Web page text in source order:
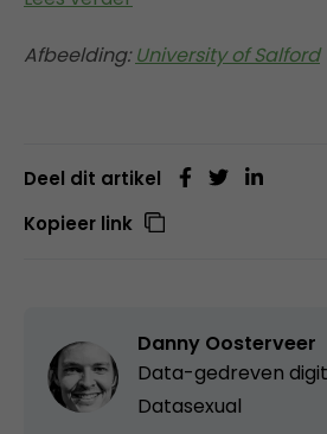
Afbeelding:University of Salford
Deel dit artikel
Kopieer link
Danny Oosterveer
Data-gedreven
Datasexual